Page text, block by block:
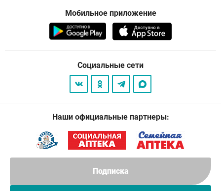
Подписка
Мобильное приложение
Социальные сети
Наши официальные партнеры: